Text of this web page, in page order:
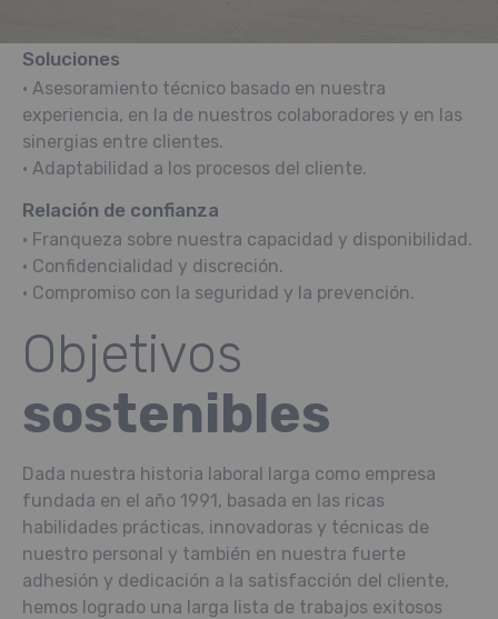
Soluciones
• Asesoramiento técnico basado en nuestra
experiencia, en la de nuestros colaboradores y en las
sinergias entre clientes.
• Adaptabilidad a los procesos del cliente.
Relación de confianza
• Franqueza sobre nuestra capacidad y disponibilidad.
• Confidencialidad y discreción.
• Compromiso con la seguridad y la prevención.
Objetivos
sostenibles
Dada nuestra historia laboral larga como empresa
fundada en el año 1991, basada en las ricas
habilidades prácticas, innovadoras y técnicas de
nuestro personal y también en nuestra fuerte
adhesión y dedicación a la satisfacción del cliente,
hemos logrado una larga lista de trabajos exitosos